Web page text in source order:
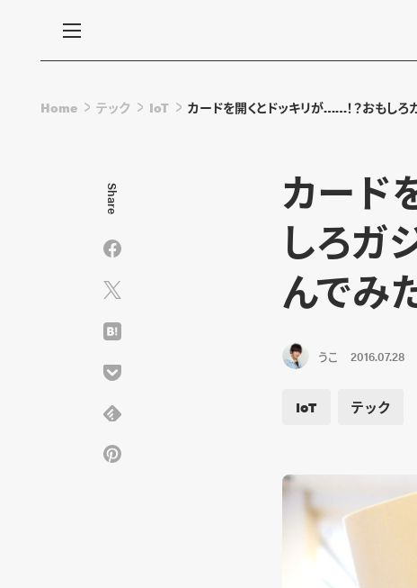
Home テック IoT カードを開くとドッキリが……！？おもし
カード
しろガ
んでみ
うこ 2016.07.28
IoT テック
Share